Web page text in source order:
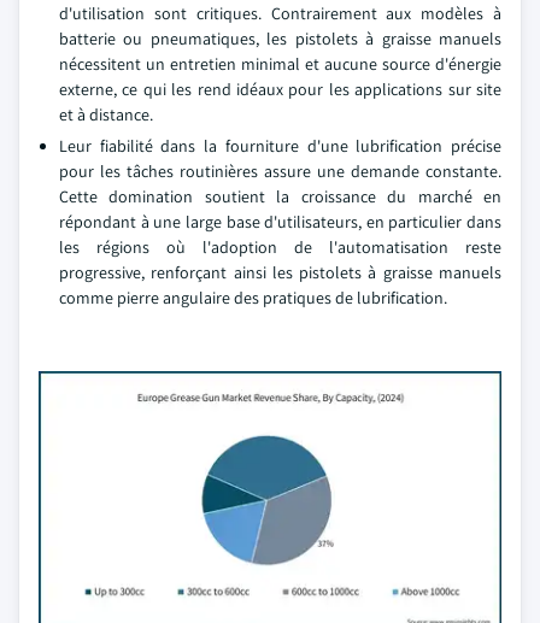
d'utilisation sont critiques. Contrairement aux modèles à
batterie ou pneumatiques, les pistolets à graisse manuels
nécessitent un entretien minimal et aucune source d'énergie
externe, ce qui les rend idéaux pour les applications sur site
et à distance.
Leur fiabilité dans la fourniture d'une lubrification précise
pour les tâches routinières assure une demande constante.
Cette domination soutient la croissance du marché en
répondant à une large base d'utilisateurs, en particulier dans
les régions où l'adoption de l'automatisation reste
progressive, renforçant ainsi les pistolets à graisse manuels
comme pierre angulaire des pratiques de lubrification.